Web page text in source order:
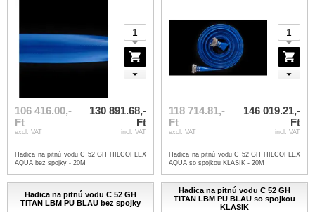
106 416.00,-
Ft
excl. VAT
130 891.68,-
Ft
incl. VAT
Hadica na pitnú vodu C 52 GH HILCOFLEX
AQUA bez spojky - 20M
118 714.81,-
Ft
excl. VAT
146 019.21,-
Ft
incl. VAT
Hadica na pitnú vodu C 52 GH HILCOFLEX
AQUA so spojkou KLASIK - 20M
Hadica na pitnú vodu C 52 GH
TITAN LBM PU BLAU bez spojky
Hadica na pitnú vodu C 52 GH
TITAN LBM PU BLAU so spojkou
KLASIK